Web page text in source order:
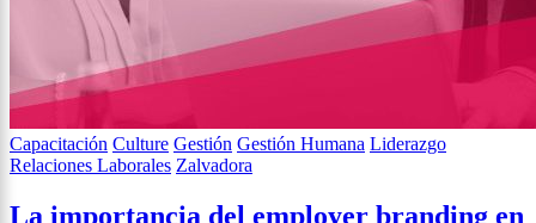
Capacitación Culture Gestión Gestión Humana Liderazgo
Relaciones Laborales Zalvadora
La importancia del employer branding en